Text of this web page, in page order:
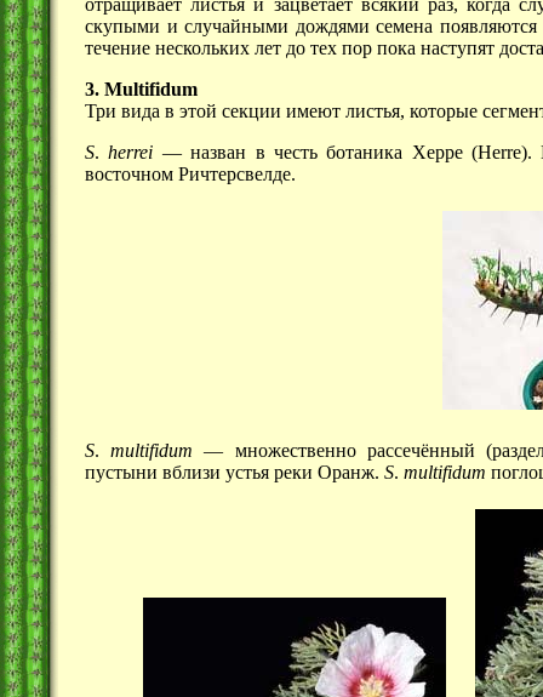
отращивает листья и зацветает всякий раз, когда
скупыми и случайными дождями семена появляются
течение нескольких лет до тех пор пока наступят
3. Multifidum
Три вида в этой секции имеют листья, которые
S.herrei — назван в честь ботаника Херре
восточном Ричтерсвелде.
S.multifidum — множественно рассечённый
пустыни вблизи устья реки Оранж. S. multifidum